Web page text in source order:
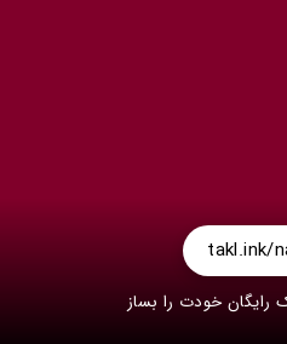
takl.ink/
رایگان خودت را بساز